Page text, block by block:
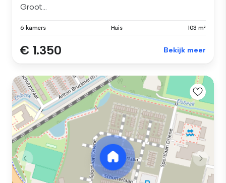
Groot...
6 kamers Huis 103 m²
€ 1.350 Bekijk meer